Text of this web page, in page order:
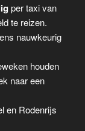
per taxi van
te reizen.
nauwkeurig
houden
naar een
en Rodenrijs